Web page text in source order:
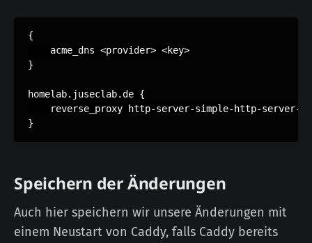
{
    acme_dns <provider> <key>
}
homelab.juseclab.de {
reverse_proxy http-server-simple-http-server-
Speichern der Änderungen
Auch hier speichern wir unsere Änderungen mit
einem Neustart von Caddy, falls Caddy bereits